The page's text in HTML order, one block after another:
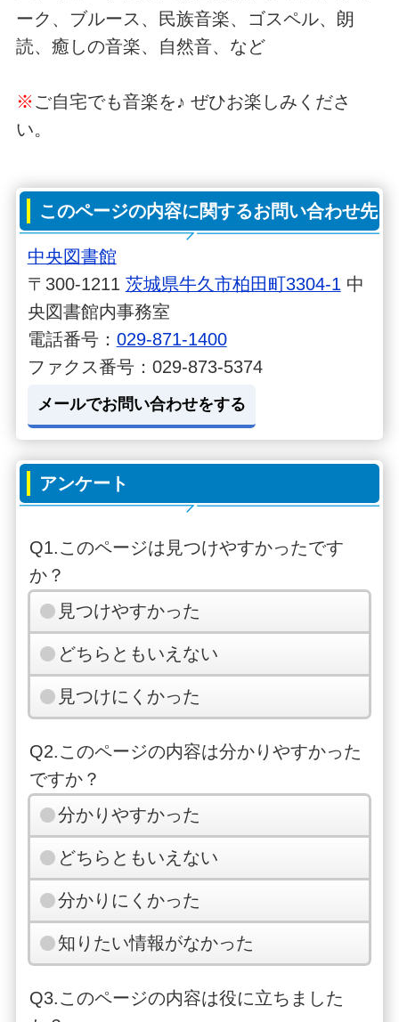
ーク、ブルース、民族音楽、ゴスペル、朗
読、癒しの音楽、自然音、など
※ ご自宅でも音楽を♪ ぜひお楽しみくださ
い。
このページの内容に関するお問い合わせ先
中央図書館
〒300-1211 茨城県牛久市柏田町3304-1 中
央図書館内事務室
電話番号： 029-871-1400
ファクス番号：029-873-5374
メールでお問い合わせをする
アンケート
Q1.このページは見つけやすかったです
か？
見つけやすかった
どちらともいえない
見つけにくかった
Q2.このページの内容は分かりやすかった
ですか？
分かりやすかった
どちらともいえない
分かりにくかった
知りたい情報がなかった
Q3.このページの内容は役に立ちました